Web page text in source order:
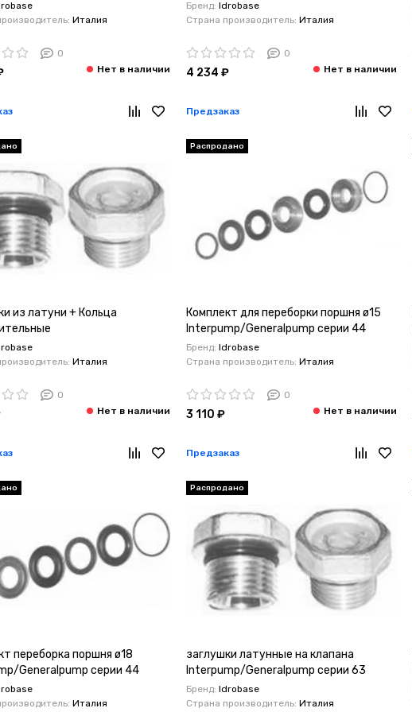
20 мм.)
Generalpump серии 47
Италия
0
Interpump/Generalpump серии 47-48
ø20
Бренд: Idrobase
Страна производитель: Италия
0
4 234 ₽
Предзаказ
из латуни + Кольца
Generalpump серии 49-50
Италия
0
Распродано
Комплект для переборки поршня ø15
Interpump/Generalpump серии 44
Бренд: Idrobase
Страна производитель: Италия
0
3 110 ₽
Предзаказ
переборка поршня ø18
Generalpump серии 44
Италия
Распродано
заглушки латунные на клапана
Interpump/Generalpump серии 63
Бренд: Idrobase
Страна производитель: Италия